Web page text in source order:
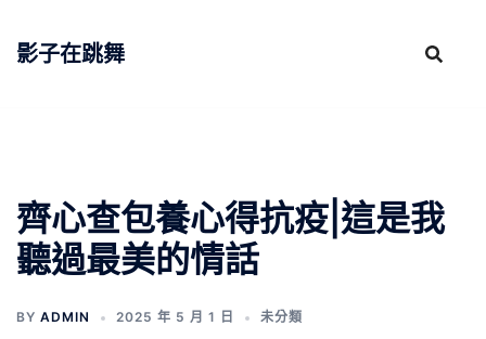
影子在跳舞
齊心查包養心得抗疫|這是我
聽過最美的情話
BY ADMIN 2025 年 5 月 1 日 未分類